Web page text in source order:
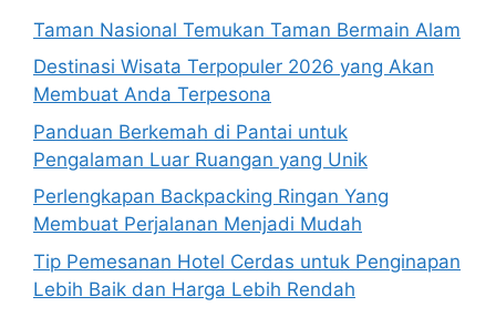
Taman Nasional Temukan Taman Bermain Alam
Destinasi Wisata Terpopuler 2026 yang Akan
Membuat Anda Terpesona
Panduan Berkemah di Pantai untuk
Pengalaman Luar Ruangan yang Unik
Perlengkapan Backpacking Ringan Yang
Membuat Perjalanan Menjadi Mudah
Tip Pemesanan Hotel Cerdas untuk Penginapan
Lebih Baik dan Harga Lebih Rendah